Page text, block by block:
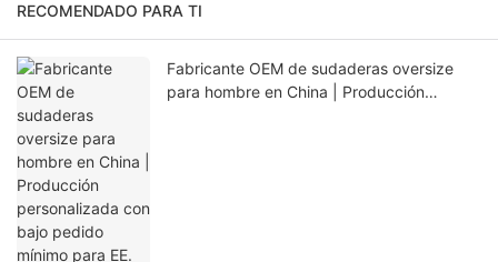
RECOMENDADO PARA TI
Fabricante OEM de sudaderas oversize
para hombre en China | Producción